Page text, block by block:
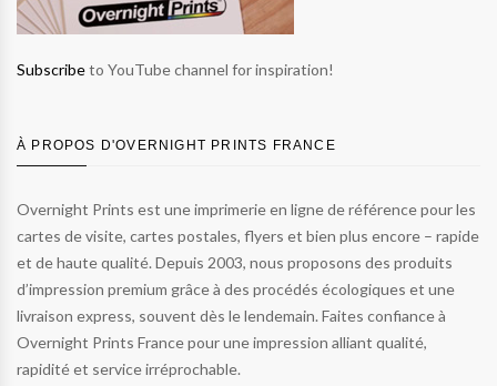
Subscribeto YouTube channel for inspiration!
À PROPOS D'OVERNIGHT PRINTS FRANCE
Overnight Prints est une imprimerie en ligne de référence pour les
cartes de visite, cartes postales, flyers et bien plus encore – rapide
et de haute qualité. Depuis 2003, nous proposons des produits
d’impression premium grâce à des procédés écologiques et une
livraison express, souvent dès le lendemain. Faites confiance à
Overnight Prints France pour une impression alliant qualité,
rapidité et service irréprochable.